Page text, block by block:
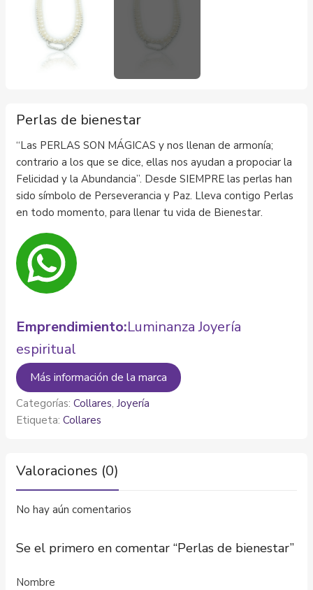
Perlas de bienestar
“Las PERLAS SON MÁGICAS y nos llenan de armonía;
contrario a los que se dice, ellas nos ayudan a propociar la
Felicidad y la Abundancia”. Desde SIEMPRE las perlas han
sido símbolo de Perseverancia y Paz. Lleva contigo Perlas
en todo momento, para llenar tu vida de Bienestar.
Emprendimiento:Luminanza Joyería
espiritual
Más información de la marca
Categorías: Collares, Joyería
Etiqueta: Collares
Valoraciones (0)
No hay aún comentarios
Se el primero en comentar “Perlas de bienestar”